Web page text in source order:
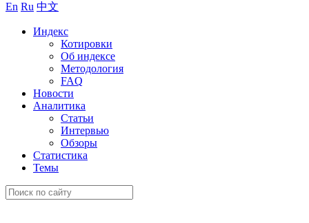
En Ru 中文
Индекс
Котировки
Об индексе
Методология
FAQ
Новости
Аналитика
Статьи
Интервью
Обзоры
Статистика
Темы